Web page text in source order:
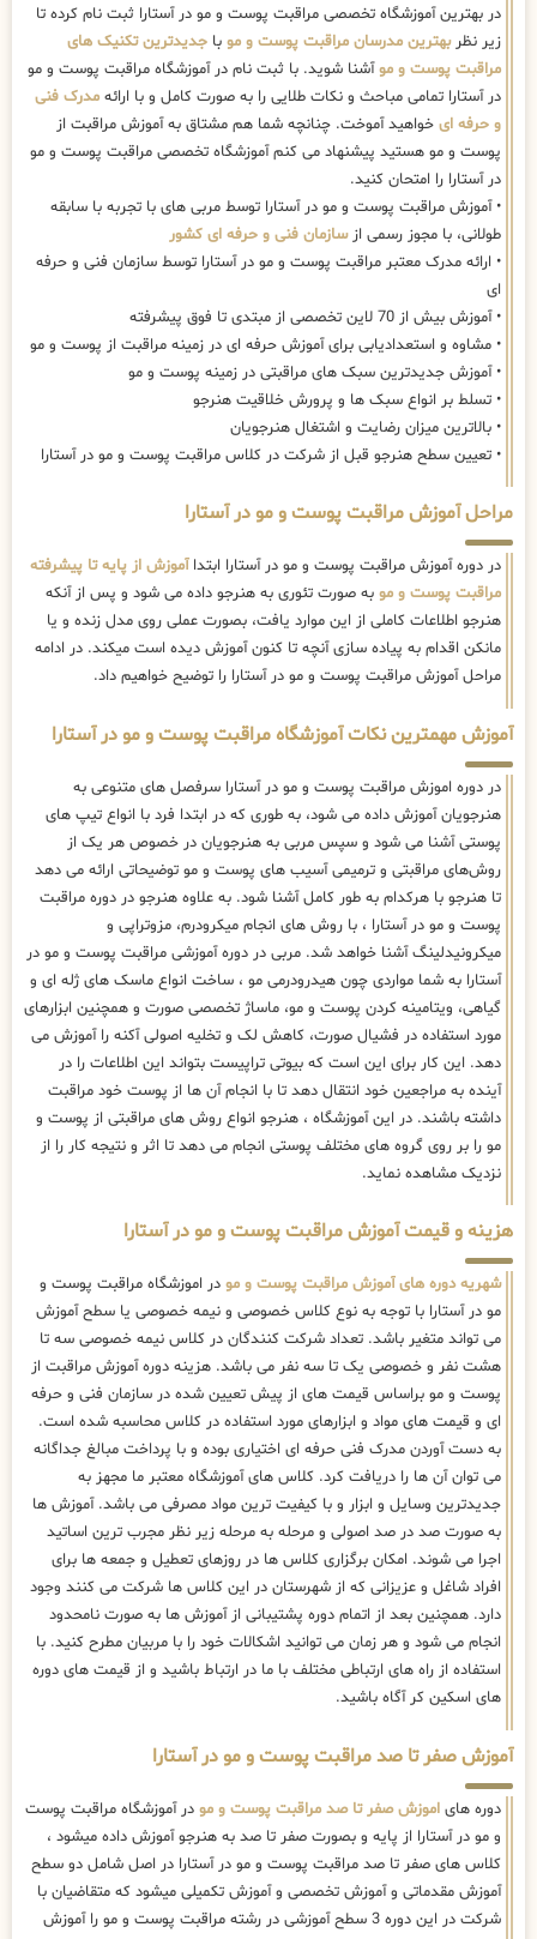
در بهترین آموزشگاه تخصصی مراقبت پوست و مو در آستارا ثبت نام کرده تا
زیر نظربهترین مدرسان مراقبت پوست و مو با جدیدترین تکنیک های
مراقبت پوست و موآشنا شوید. با ثبت نام در آموزشگاه مراقبت پوست و مو
در آستارا تمامی مباحث و نکات طلایی را به صورت کامل و با ارائه مدرک فنی
و حرفه ای خواهید آموخت. چنانچه شما هم مشتاق به آموزش مراقبت از
پوست و مو هستید پیشنهاد می کنم آموزشگاه تخصصی مراقبت پوست و مو
در آستارا را امتحان کنید.
• آموزش مراقبت پوست و مو در آستارا توسط مربی های با تجربه با سابقه
طولانی، با مجوز رسمی ازسازمان فنی و حرفه ای کشور
• ارائه مدرک معتبر مراقبت پوست و مو در آستارا توسط سازمان فنی و حرفه
ای
• آموزش بیش از 70 لاین تخصصی از مبتدی تا فوق پیشرفته
• مشاوه و استعدادیابی برای آموزش حرفه ای در زمینه مراقبت از پوست و مو
• آموزش جدیدترین سبک های مراقبتی در زمینه پوست و مو
• تسلط بر انواع سبک ها و پرورش خلاقیت هنرجو
• بالاترین میزان رضایت و اشتغال هنرجویان
• تعیین سطح هنرجو قبل از شرکت در کلاس مراقبت پوست و مو در آستارا
مراحل آموزش مراقبت پوست و مو در آستارا
در دوره آموزش مراقبت پوست و مو در آستارا ابتداآموزش از پایه تا پیشرفته
مراقبت پوست و مو به صورت تئوری به هنرجو داده می شود و پس از آنکه
هنرجو اطلاعات کاملی از این موارد یافت، بصورت عملی روی مدل زنده و یا
مانکن اقدام به پیاده سازی آنچه تا کنون آموزش دیده است میکند. در ادامه
مراحل آموزش مراقبت پوست و مو در آستارا را توضیح خواهیم داد.
آموزش مهمترین نکات آموزشگاه مراقبت پوست و مو در آستارا
در دوره اموزش مراقبت پوست و مو در آستارا سرفصل های متنوعی به
هنرجویان آموزش داده می شود، به طوری که در ابتدا فرد با انواع تیپ های
پوستی آشنا می شود و سپس مربی به هنرجویان در خصوص هر یک از
روش‌های مراقبتی و ترمیمی آسیب های پوست و مو توضیحاتی ارائه می دهد
تا هنرجو با هرکدام به طور کامل آشنا شود. به علاوه هنرجو در دوره مراقبت
پوست و مو در آستارا ، با روش های انجام میکرودرم، مزوتراپی و
میکرونیدلینگ آشنا خواهد شد. مربی در دوره آموزشی مراقبت پوست و مو در
آستارا به شما مواردی چون هیدرودرمی مو ، ساخت انواع ماسک های ژله ای و
گیاهی، ویتامینه کردن پوست و مو، ماساژ تخصصی صورت و همچنین ابزارهای
مورد استفاده در فشیال صورت، کاهش لک و تخلیه اصولی آکنه را آموزش می
دهد. این کار برای این است که بیوتی تراپیست بتواند این اطلاعات را در
آینده به مراجعین خود انتقال دهد تا با انجام آن ها از پوست خود مراقبت
داشته باشند. در این آموزشگاه ، هنرجو انواع روش های مراقبتی از پوست و
مو را بر روی گروه های مختلف پوستی انجام می دهد تا اثر و نتیجه کار را از
نزدیک مشاهده نماید.
هزینه و قیمت آموزش مراقبت پوست و مو در آستارا
شهریه دوره های آموزش مراقبت پوست و مو در اموزشگاه مراقبت پوست و
مو در آستارا با توجه به نوع کلاس خصوصی و نیمه خصوصی یا سطح آموزش
می تواند متغیر باشد. تعداد شرکت کنندگان در کلاس نیمه خصوصی سه تا
هشت نفر و خصوصی یک تا سه نفر می باشد. هزینه دوره آموزش مراقبت از
پوست و مو براساس قیمت های از پیش تعیین شده در سازمان فنی و حرفه
ای و قیمت های مواد و ابزارهای مورد استفاده در کلاس محاسبه شده است.
به دست آوردن مدرک فنی حرفه ای اختیاری بوده و با پرداخت مبالغ جداگانه
می توان آن ها را دریافت کرد. کلاس های آموزشگاه معتبر ما مجهز به
جدیدترین وسایل و ابزار و با کیفیت ترین مواد مصرفی می باشد. آموزش ها
به صورت صد در صد اصولی و مرحله به مرحله زیر نظر مجرب ترین اساتید
اجرا می شوند. امکان برگزاری کلاس ها در روزهای تعطیل و جمعه ها برای
افراد شاغل و عزیزانی که از شهرستان در این کلاس ها شرکت می کنند وجود
دارد. همچنین بعد از اتمام دوره پشتیبانی از آموزش ها به صورت نامحدود
انجام می شود و هر زمان می توانید اشکالات خود را با مربیان مطرح کنید. با
استفاده از راه های ارتباطی مختلف با ما در ارتباط باشید و از قیمت های دوره
های اسکین کر آگاه باشید.
آموزش صفر تا صد مراقبت پوست و مو در آستارا
دوره های اموزش صفر تا صد مراقبت پوست و مو در آموزشگاه مراقبت پوست
و مو در آستارا از پایه و بصورت صفر تا صد به هنرجو آموزش داده میشود ،
کلاس های صفر تا صد مراقبت پوست و مو در آستارا در اصل شامل دو سطح
آموزش مقدماتی و آموزش تخصصی و آموزش تکمیلی میشود که متقاضیان با
شرکت در این دوره 3 سطح آموزشی در رشته مراقبت پوست و مو را آموزش